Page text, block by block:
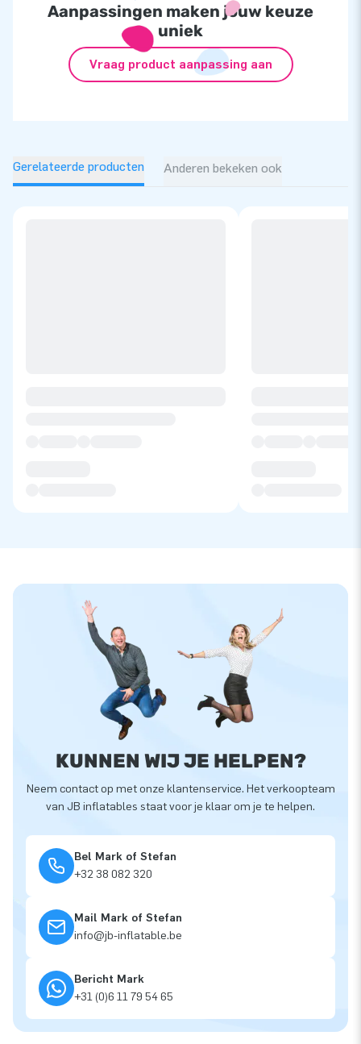
Aanpassingen maken jouw keuze
uniek
Vraag product aanpassing aan
Gerelateerde producten Anderen bekeken ook
KUNNEN WIJ JE HELPEN?
Neem contact op met onze klantenservice. Het verkoopteam
van JB inflatables staat voor je klaar om je te helpen.
Bel Mark of Stefan
+32 38 082 320
Mail Mark of Stefan
info@jb-inflatable.be
Bericht Mark
+31 (0)6 11 79 54 65